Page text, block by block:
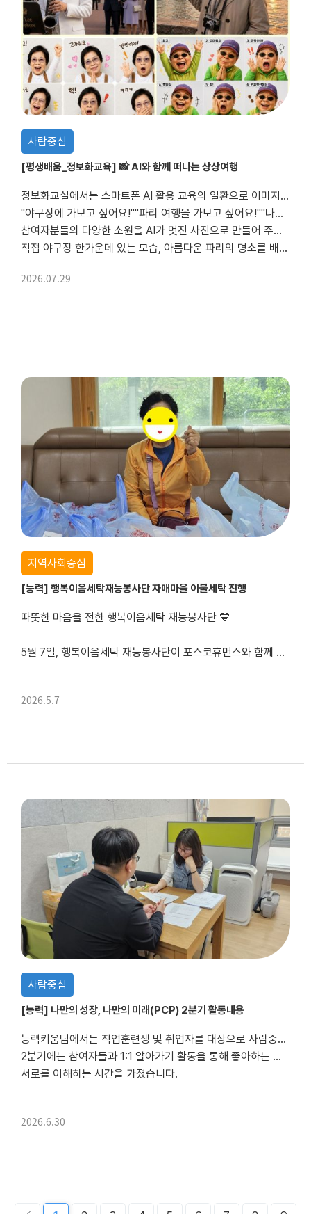
사람중심
[평생배움_정보화교육] 📸 AI와 함께 떠나는 상상여행
정보화교실에서는 스마트폰 AI 활용 교육의 일환으로 이미지 생성형 AI 체험 수업을 진행했습니다.
"야구장에 가보고 싶어요!""파리 여행을 가보고 싶어요!""나만의 이모티콘도 만들어 볼 수 있나요?"
참여자분들의 다양한 소원을 AI가 멋진 사진으로 만들어 주었습니다.
직접 야구장 한가운데 있는 모습, 아름다운 파리의 명소를 배경으로 여행을 즐기는 모습...
2026.07.29
지역사회중심
[능력] 행복이음세탁재능봉사단 자매마을 이불세탁 진행
따뜻한 마음을 전한 행복이음세탁 재능봉사단 💙
5월 7일, 행복이음세탁 재능봉사단이 포스코휴먼스와 함께 용장마을(자매마을)을 찾아 이불세탁 지원 활동을 진행했습니다.
2026.5.7
사람중심
[능력] 나만의 성장, 나만의 미래(PCP) 2분기 활동내용
능력키움팀에서는 직업훈련생 및 취업자를 대상으로 사람중심계획(PCP) 프로그램 '나만의 성장, 나만의 미래'를 진행하고 있습니다.
2분기에는 참여자들과 1:1 알아가기 활동을 통해 좋아하는 것, 잘하는 것, 나에게 중요한 것, 나를 위해 필요한 것 등을 함께 이야기하며
서로를 이해하는 시간을 가졌습니다.
2026.6.30